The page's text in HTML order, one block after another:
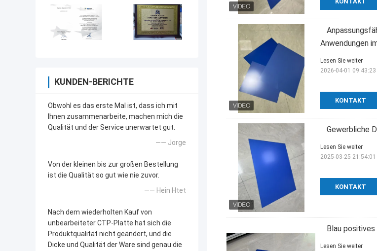
KUNDEN-BERICHTE
Obwohl es das erste Mal ist, dass ich mit
Ihnen zusammenarbeite, machen mich die
Qualität und der Service unerwartet gut.
—— Jorge
Von der kleinen bis zur großen Bestellung
ist die Qualität so gut wie nie zuvor.
—— Hein Htet
Nach dem wiederholten Kauf von
unbearbeiteter CTP-Platte hat sich die
Produktqualität nicht geändert, und die
Dicke und Qualität der Ware sind genau die
Anwendungen
KONTAKT
Lesen Sie weiter
2026-04-01 09:43:23
Gewerbliche
KONTAKT
Lesen Sie weiter
2025-03-25 21:54:01
Blau
Lesen Sie weiter